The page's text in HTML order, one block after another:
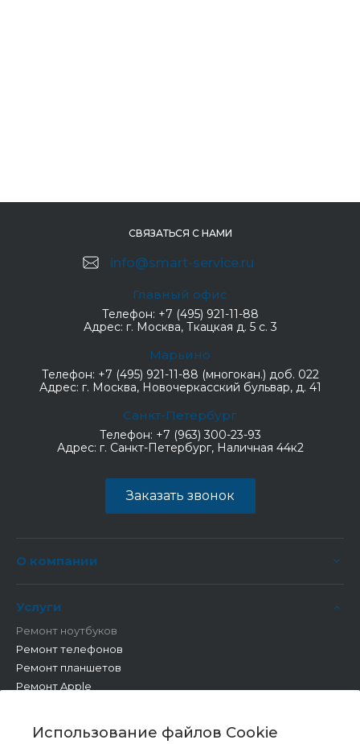
Использование файлов Cookie
СВЯЗАТЬСЯ С НАМИ
info@smart-service.ru
Главный офис
Телефон: +7 (495) 921-11-88
Адрес: г. Москва, Ткацкая д. 5 с. 3
Марьино
Телефон: +7 (495) 921-11-88 (многокан.) доб. 022
Адрес: г. Москва, Новочеркасский бульвар, д. 41
Санкт-Петербург
Телефон: +7 (963) 300-23-93
Адрес: г. Санкт-Петербург, Наличная 44к2
Заказать звонок
О компании
Услуги
Ремонт ноутбуков
Ремонт телефонов
Ремонт планшетов
Ремонт Apple